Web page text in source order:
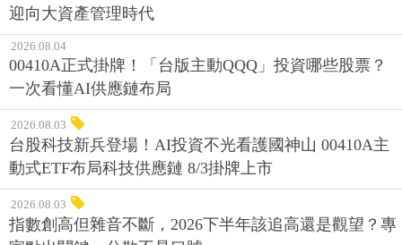
迎向大資產管理時代
2026.08.04
00410A正式掛牌！「台版主動QQQ」投資哪些股票？
一次看懂AI供應鏈布局
2026.08.03
台股科技新兵登場！AI投資不光看護國神山 00410A主
動式ETF布局科技供應鏈 8/3掛牌上市
2026.08.03
指數創高但雜音不斷，2026下半年該追高還是觀望？專